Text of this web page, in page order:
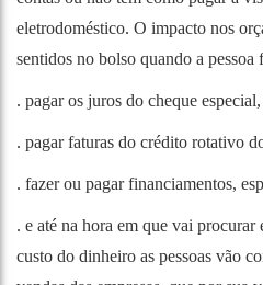
eletrodoméstico. O impacto nos
sentidos no bolso quando a pessoa
. pagar os juros do cheque especial,
. pagar faturas do crédito rotativo
. fazer ou pagar financiamentos,
. e até na hora em que vai
custo do dinheiro as pessoas vão